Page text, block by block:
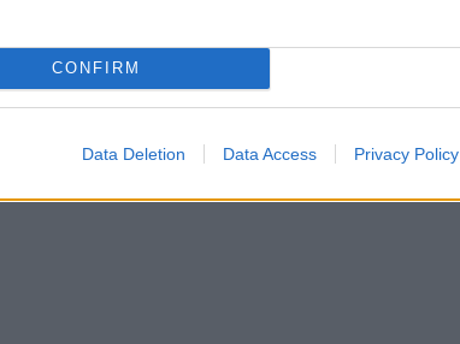
CONFIRM
Data Deletion Data Access Privacy Policy